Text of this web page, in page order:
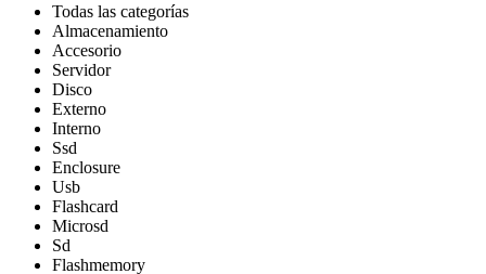
Todas las categorías
Almacenamiento
Accesorio
Servidor
Disco
Externo
Interno
Ssd
Enclosure
Usb
Flashcard
Microsd
Sd
Flashmemory